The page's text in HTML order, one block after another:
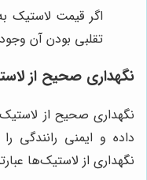
اگر قیمت لاستیک
تقلبی بودن آن
نگهداری صحیح از
نگهداری صحیح از
داده و ایمنی رانندگی
نگهداری از لاستیک‌ها